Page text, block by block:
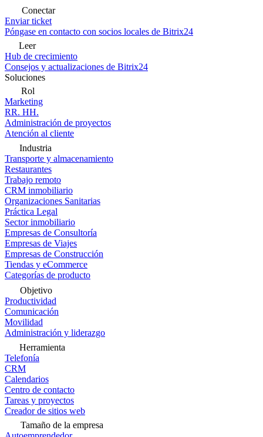
Conectar
Enviar ticket
Póngase en contacto con socios locales de Bitrix24
Leer
Hub de crecimiento
Consejos y actualizaciones de Bitrix24
Soluciones
Rol
Marketing
RR. HH.
Administración de proyectos
Atención al cliente
Industria
Transporte y almacenamiento
Restaurantes
Trabajo remoto
CRM inmobiliario
Organizaciones Sanitarias
Práctica Legal
Sector inmobiliario
Empresas de Consultoría
Empresas de Viajes
Empresas de Construcción
Tiendas y eCommerce
Categorías de producto
Objetivo
Productividad
Comunicación
Movilidad
Administración y liderazgo
Herramienta
Telefonía
CRM
Calendarios
Centro de contacto
Tareas y proyectos
Creador de sitios web
Tamaño de la empresa